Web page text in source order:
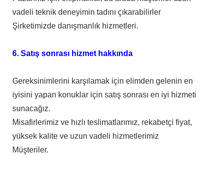
vadeli teknik deneyimin tadını çıkarabilirler
Şirketimizde danışmanlık hizmetleri.
6. Satış sonrası hizmet hakkında
Gereksinimlerini karşılamak için elimden gelenin en
iyisini yapan konuklar için satış sonrası en iyi hizmeti
sunacağız.
Misafirlerimiz ve hızlı teslimatlarımız, rekabetçi fiyat,
yüksek kalite ve uzun vadeli hizmetlerimiz
Müşteriler.